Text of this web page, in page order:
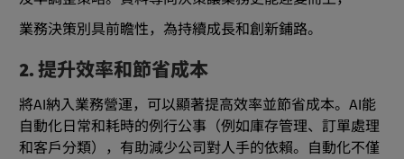
業務決策別具前瞻性，為持續成長和創新鋪路。
2. 提升效率和節省成本
將AI納入業務營運，可以顯著提高效率並節省成本。AI能
自動化日常和耗時的例行公事（例如庫存管理、訂單處理
和客戶分類），有助減少公司對人手的依賴。自動化不僅